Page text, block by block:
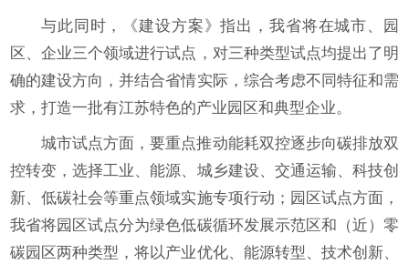
与此同时，《建设方案》指出，我省将在城市、园
区、企业三个领域进行试点，对三种类型试点均提出了明
确的建设方向，并结合省情实际，综合考虑不同特征和需
求，打造一批有江苏特色的产业园区和典型企业。
城市试点方面，要重点推动能耗双控逐步向碳排放双
控转变，选择工业、能源、城乡建设、交通运输、科技创
新、低碳社会等重点领域实施专项行动；园区试点方面，
我省将园区试点分为绿色低碳循环发展示范区和（近）零
碳园区两种类型，将以产业优化、能源转型、技术创新、